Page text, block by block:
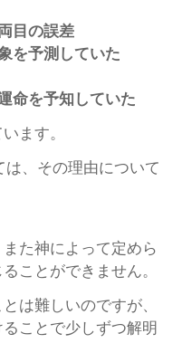
目の誤差
を予測していた
命を予知していた
ます。
、その理由について
た神によって定めら
ことができません。
は難しいのですが、
ことで少しずつ解明